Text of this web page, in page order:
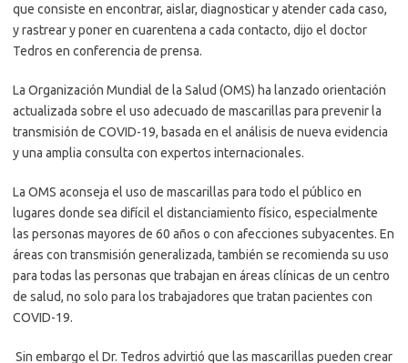
que consiste en encontrar, aislar, diagnosticar y atender cada caso,
y rastrear y poner en cuarentena a cada contacto, dijo el doctor
Tedros en conferencia de prensa.
La Organización Mundial de la Salud (OMS) ha lanzado orientación
actualizada sobre el uso adecuado de mascarillas para prevenir la
transmisión de COVID-19, basada en el análisis de nueva evidencia
y una amplia consulta con expertos internacionales.
La OMS aconseja el uso de mascarillas para todo el público en
lugares donde sea difícil el distanciamiento físico, especialmente
las personas mayores de 60 años o con afecciones subyacentes. En
áreas con transmisión generalizada, también se recomienda su uso
para todas las personas que trabajan en áreas clínicas de un centro
de salud, no solo para los trabajadores que tratan pacientes con
COVID-19.
Sin embargo el Dr. Tedros advirtió que las mascarillas pueden crear